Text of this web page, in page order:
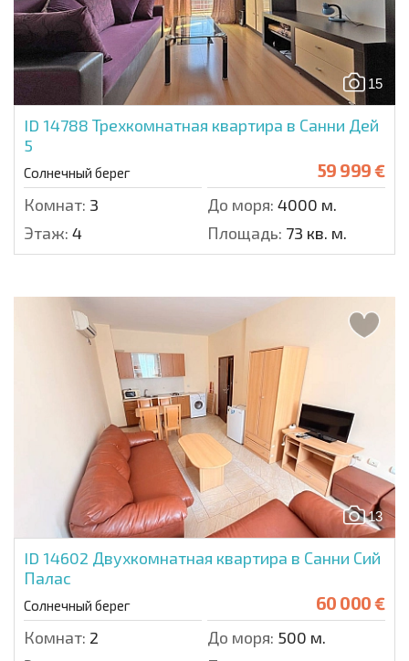
15
ID 14788 Трехкомнатная квартира в Санни Дей
5
Солнечный берег 59 999 €
Комнат: 3 До моря: 4000 м.
Этаж: 4 Площадь: 73 кв. м.
13
ID 14602 Двухкомнатная квартира в Санни Сий
Палас
Солнечный берег 60 000 €
Комнат: 2 До моря: 500 м.